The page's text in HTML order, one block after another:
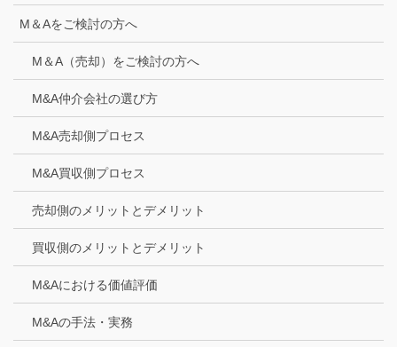
M＆Aをご検討の方へ
M＆A（売却）をご検討の方へ
M&A仲介会社の選び方
M&A売却側プロセス
M&A買収側プロセス
売却側のメリットとデメリット
買収側のメリットとデメリット
M&Aにおける価値評価
M&Aの手法・実務